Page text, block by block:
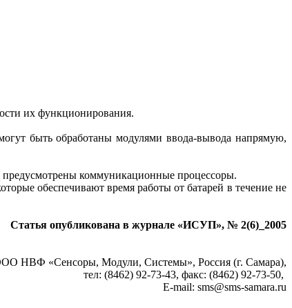
их функционирования.
быть обработаны модулями ввода-вывода напрямую,
коммуникационные процессоры.
обеспечивают время работы от батарей в течение не
Статья опубликована в журнале «ИСУП», № 2(6)_2005
НВФ «Сенсоры, Модули, Системы», Россия (г. Самара),
тел: (8462) 92-73-43, факс: (8462) 92-73-50,
E-mail: sms@sms-samara.ru